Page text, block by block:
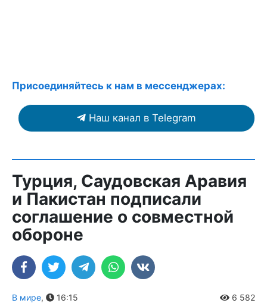
Присоединяйтесь к нам в мессенджерах:
Наш канал в Telegram
Турция, Саудовская Аравия
и Пакистан подписали
соглашение о совместной
обороне
В мире, 16:15 6 582